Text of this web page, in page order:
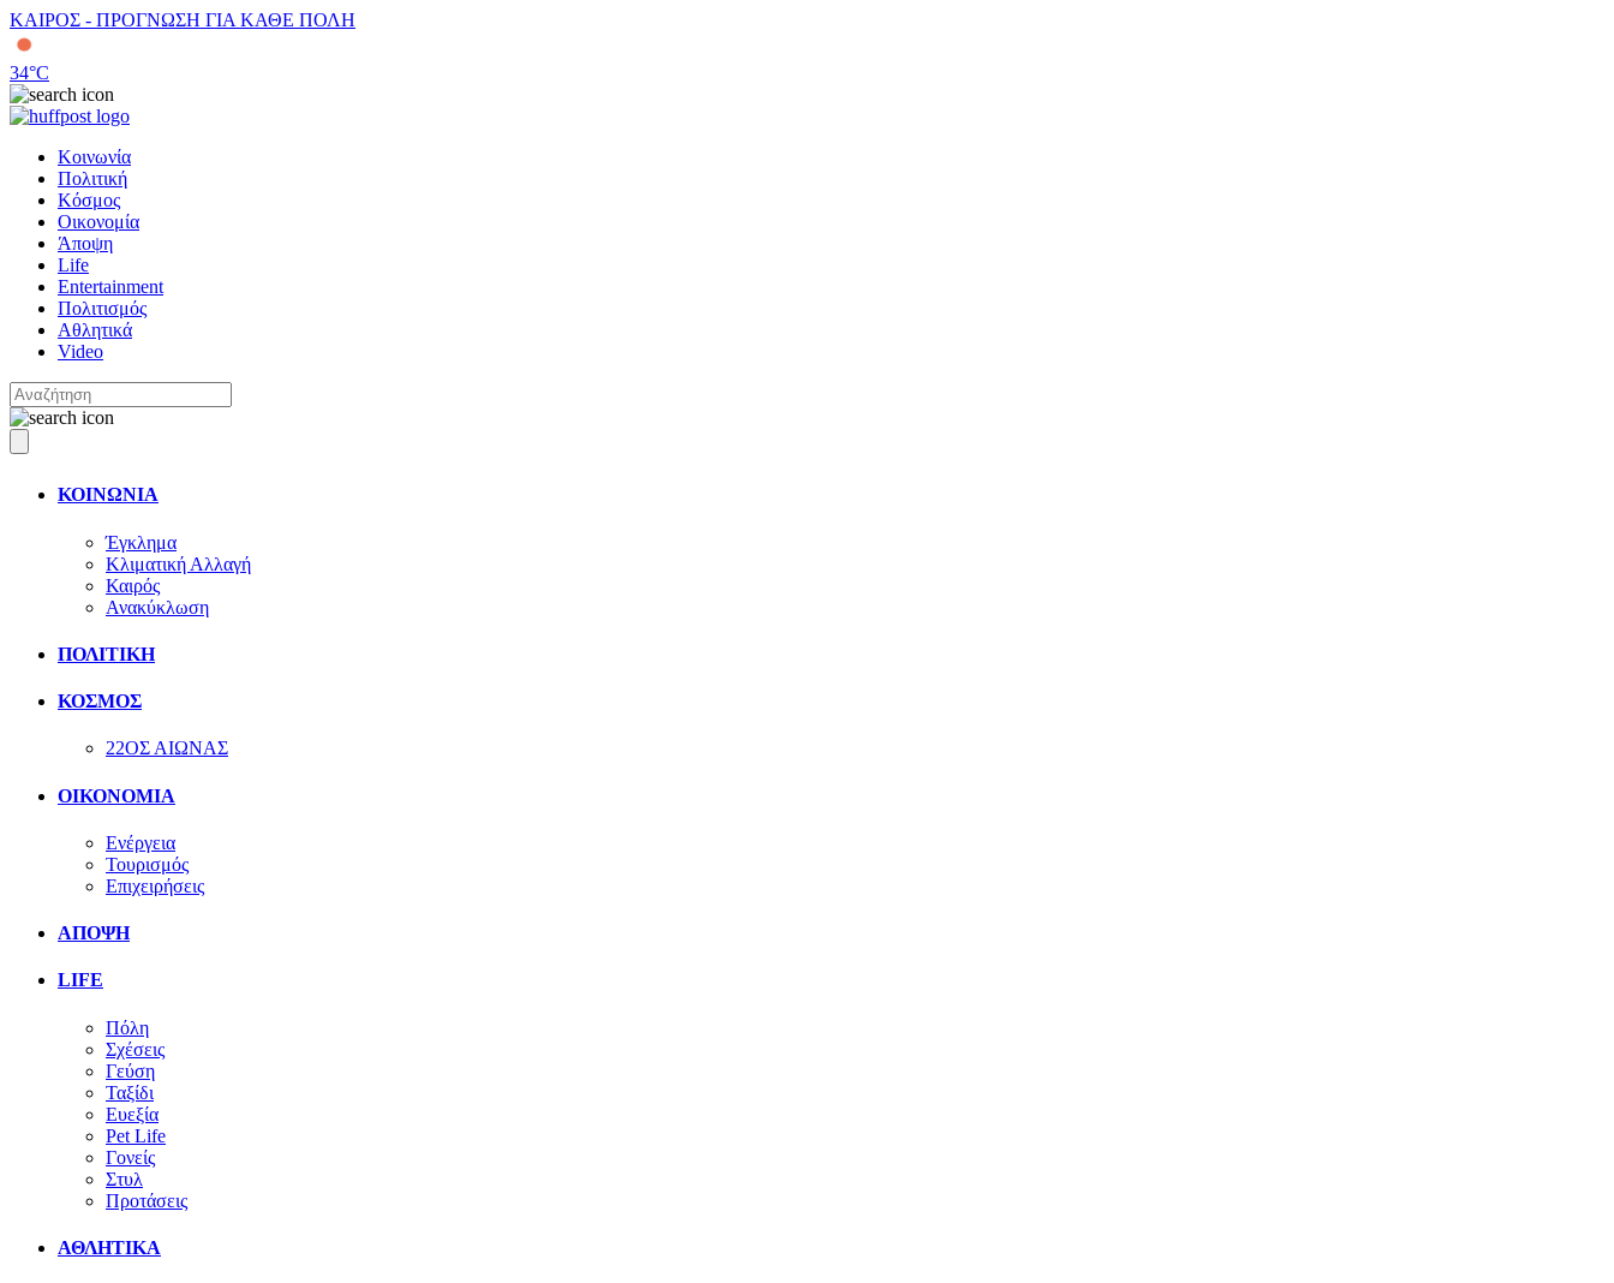
ΚΑΙΡΟΣ - ΠΡΟΓΝΩΣΗ ΓΙΑ ΚΑΘΕ ΠΟΛΗ
34°C
Κοινωνία
Πολιτική
Κόσμος
Οικονομία
Άποψη
Life
Entertainment
Πολιτισμός
Αθλητικά
Video
ΚΟΙΝΩΝΙΑ
Έγκλημα
Κλιματική Αλλαγή
Καιρός
Ανακύκλωση
ΠΟΛΙΤΙΚΗ
ΚΟΣΜΟΣ
22ΟΣ ΑΙΩΝΑΣ
ΟΙΚΟΝΟΜΙΑ
Ενέργεια
Τουρισμός
Επιχειρήσεις
ΑΠΟΨΗ
LIFE
Πόλη
Σχέσεις
Γεύση
Ταξίδι
Ευεξία
Pet Life
Γονείς
Στυλ
Προτάσεις
ΑΘΛΗΤΙΚΑ